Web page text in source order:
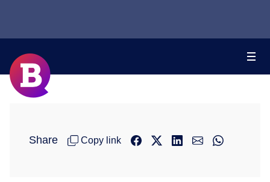
Share Copy link